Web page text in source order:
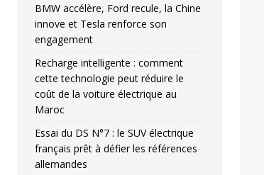
BMW accélère, Ford recule, la Chine
innove et Tesla renforce son
engagement
Recharge intelligente : comment
cette technologie peut réduire le
coût de la voiture électrique au
Maroc
Essai du DS N°7 : le SUV électrique
français prêt à défier les références
allemandes